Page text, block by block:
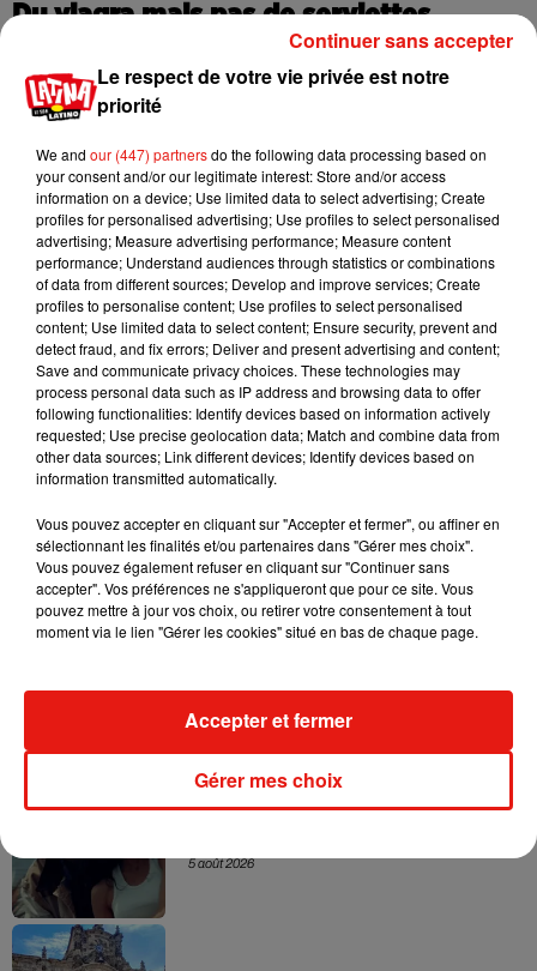
Du viagra mais pas de serviettes
Plus sérieusement, le député de gauche Marcelo Freixo a
rappelé que le gouvernement du président d'extrême droite
Jair Bolsonaro avait approuvé cette commande alors que le
chef de l'Etat avait dans un premier temps"opposé son véto
pour un projet de loi qui prévoyait la distribution gratuite de
serviettes hygiéniques à des femmes pauvres".
Le président Bolsonaro a finalement fait machine arrière, en
signant début mars un décret prévoyant cette distribution de
produits hygiéniques.
(Avec AFP)
Musique
album… avec des invités...
5 août 2026
Le respect de votre vie privée est notre
priorité
We and our (447) partnersdo the following data processing based on
your consent and/or our legitimate interest: Store and/or access
information on a device; Use limited data to select advertising; Create
profiles for personalised advertising; Use profiles to select personalised
advertising; Measure advertising performance; Measure content
performance; Understand audiences through statistics or combinations
of data from different sources; Develop and improve services; Create
profiles to personalise content; Use profiles to select personalised
content; Use limited data to select content; Ensure security, prevent and
detect fraud, and fix errors; Deliver and present advertising and content;
Save and communicate privacy choices. These technologies may
process personal data such as IP address and browsing data to offer
following functionalities: Identify devices based on information actively
requested; Use precise geolocation data; Match and combine data from
other data sources; Link different devices; Identify devices based on
information transmitted automatically.
Vous pouvez accepter en cliquant sur "Accepter et fermer", ou affiner en
sélectionnant les finalités et/ou partenaires dans "Gérer mes choix".
Vous pouvez également refuser en cliquant sur "Continuer sans
accepter". Vos préférences ne s'appliqueront que pour ce site. Vous
pouvez mettre à jour vos choix, ou retirer votre consentement à tout
moment via le lien "Gérer les cookies" situé en bas de chaque page.
Gérer mes choix
Accepter et fermer
Continuer sans accepter